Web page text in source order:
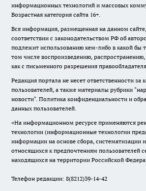
информационных технологий и массовых
Возрастная категория сайта 16+.
Вся информация, размещенная на данном сайте,
соответствии с законодательством РФ об
подлежит использованию кем-либо в какой бы
том числе воспроизведению, распространению,
как с письменного разрешения
Редакция портала не несет ответственности за
пользователей, а также материалы рубрики
новости". Политика конфиденциальности и
данных пользователей.
«На информационном ресурсе применяются
технологии (информационные технологии
информации на основе сбора, систематизации
относящихся к предпочтениям пользователей
находящихся на территории Российской
Телефон редакции: 8(8212)39-14-42